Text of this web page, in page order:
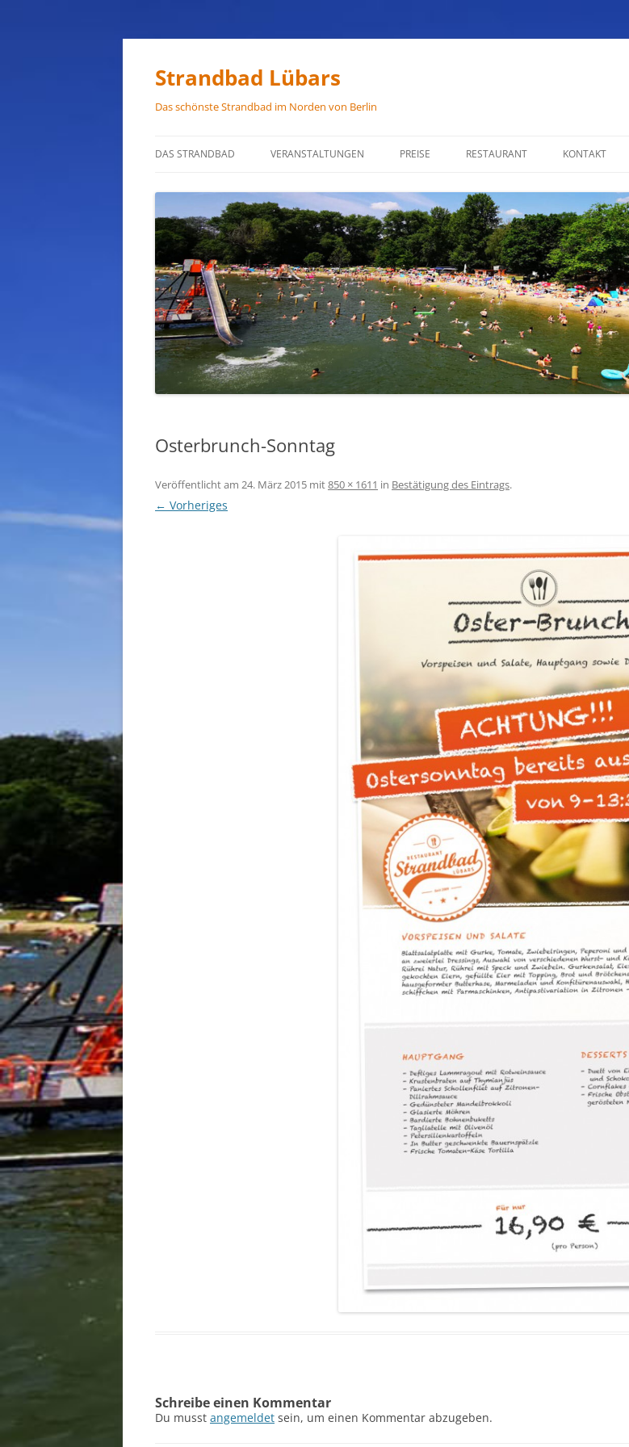
Zum
Strandbad Lübars
Das schönste Strandbad im Norden von Berlin
DAS STRANDBAD
ANFAHRT
HAUSORDNUNG
VERMIETUNG
PRESSEFOTOS
JOB-ANGEBOTE
VERANSTALTUNGEN PREISE RESTAURANT
ÖFFNUNGSZEITEN
PARTYSERVICE
RÄUMLICHKEITEN
KONTAKT
Osterbrunch-Sonntag
Veröffentlicht am 24. März 2015 mit850 × 1611 in Bestätigung des Eintrags.
← Vorheriges
Schreibe einen Kommentar
Du musst angemeldet sein, um einen Kommentar abzugeben.